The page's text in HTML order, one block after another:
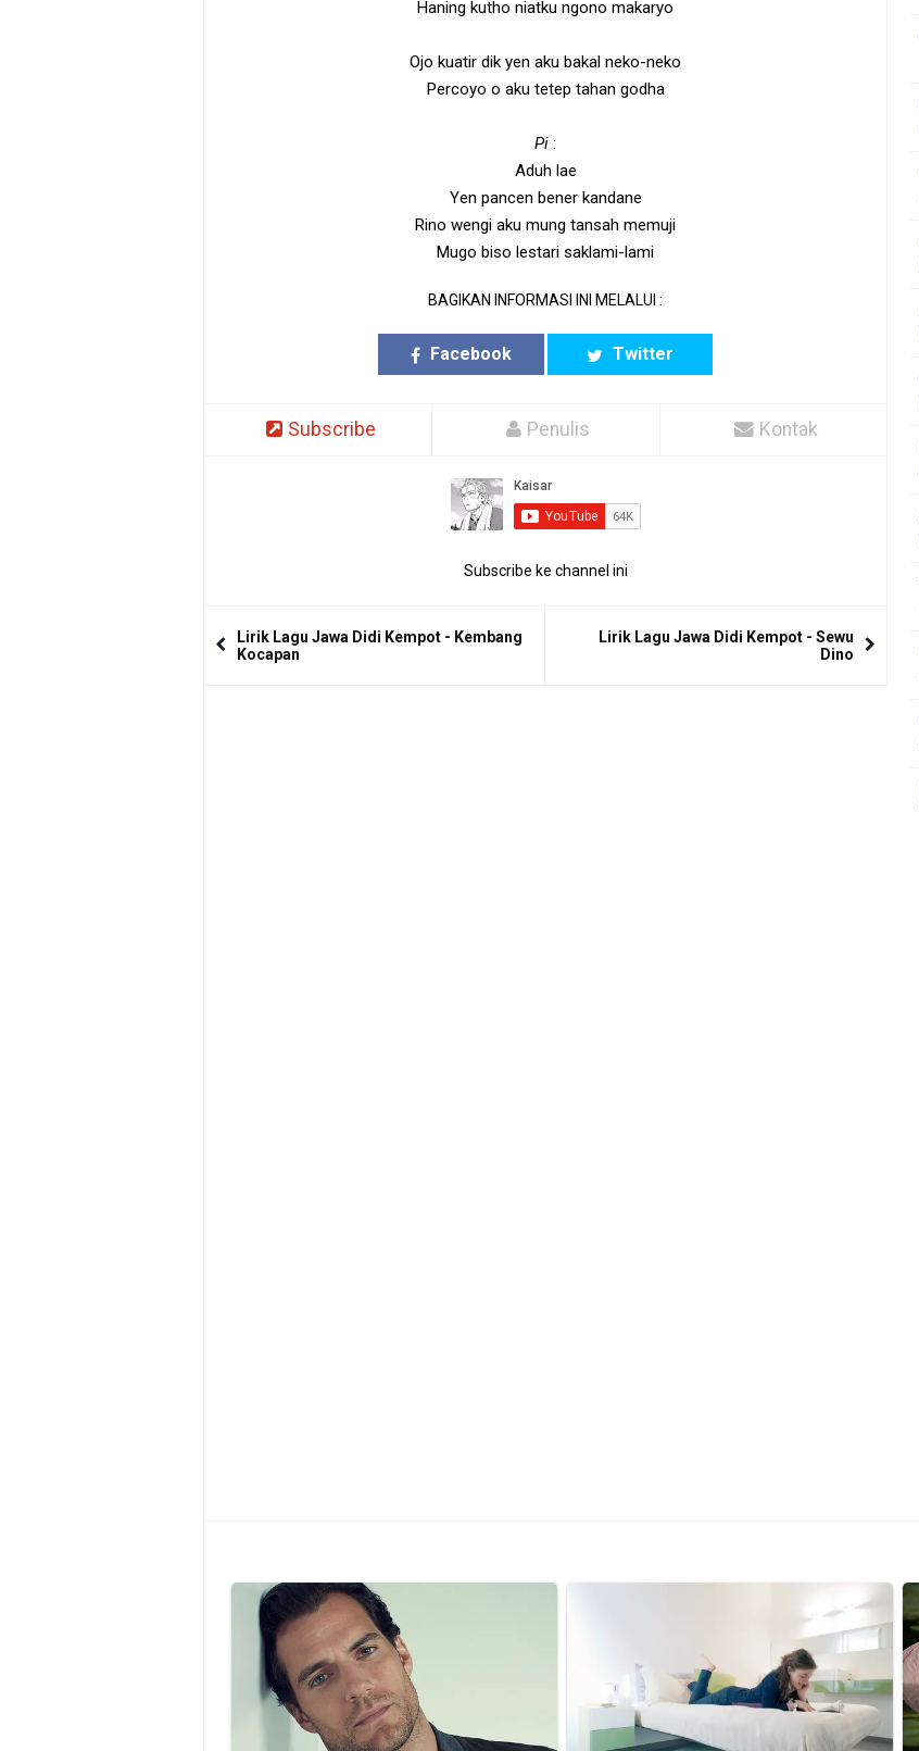
Haning kutho niatku ngono makaryo
Ojo kuatir dik yen aku bakal neko-neko
Percoyo o aku tetep tahan godha
Pi :
Aduh lae
Yen pancen bener kandane
Rino wengi aku mung tansah memuji
Mugo biso lestari saklami-lami
BAGIKAN INFORMASI INI MELALUI :
Facebook Twitter
Subscribe Penulis Kontak
Subscribe ke channel ini
Lirik Lagu Jawa Didi Kempot - Kembang
Kocapan
Lirik Lagu Jawa Didi Kempot - Sewu
Dino